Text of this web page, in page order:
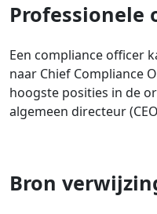
Een compliance officer
naar Chief Compliance
hoogste posities in de
algemeen directeur
Bron